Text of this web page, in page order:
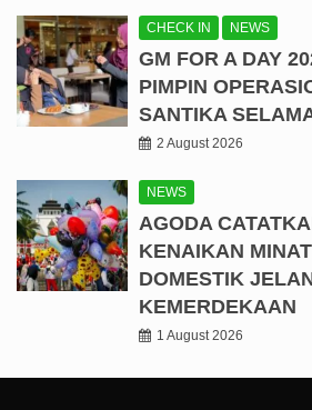
CHECK IN NEWS
GM FOR A DAY
PIMPIN
SANTIKA
2 August 2026
NEWS
AGODA
KENAIKAN
DOMESTIK
KEMERDEKAAN
1 August 2026